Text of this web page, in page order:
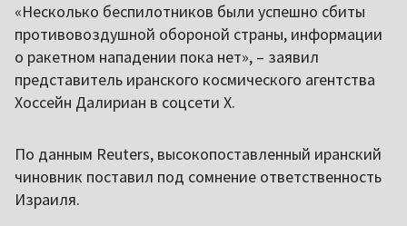
«Несколько беспилотников были успешно сбиты
противовоздушной обороной страны, информации
о ракетном нападении пока нет», – заявил
представитель иранского космического агентства
Хоссейн Далириан в соцсети X.
По данным Reuters, высокопоставленный иранский
чиновник поставил под сомнение ответственность
Израиля.